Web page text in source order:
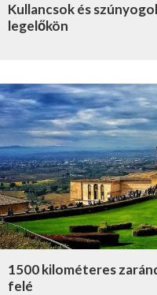
Kullancsok és
legelőkön
1500 kilométeres
felé